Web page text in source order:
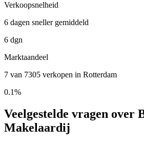
Verkoopsnelheid
6 dagen sneller gemiddeld
6 dgn
Marktaandeel
7 van 7305 verkopen in Rotterdam
0.1%
Veelgestelde vragen over
Makelaardij